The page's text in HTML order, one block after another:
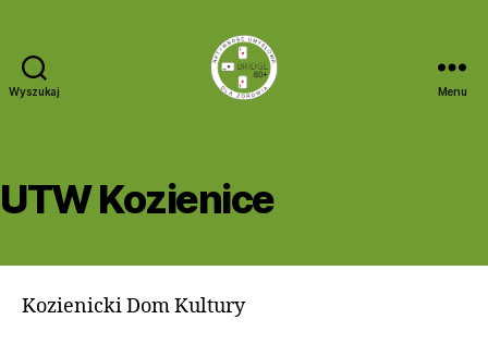
Wyszukaj Menu
UTW Kozienice
Kozienicki Dom Kultury